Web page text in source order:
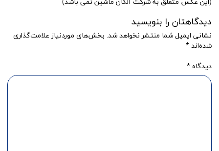
دیدگاهتان را بنویسید
نشانی ایمیل شما منتشر نخواهد شد. بخش‌های موردنیاز علامت‌گذاری
شده‌اند*
دیدگاه*